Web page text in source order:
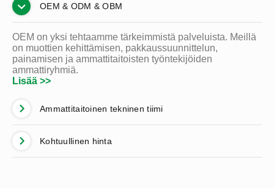
OEM & ODM & OBM
OEM on yksi tehtaamme tärkeimmistä palveluista. Meillä
on muottien kehittämisen, pakkaussuunnittelun,
painamisen ja ammattitaitoisten työntekijöiden
ammattiryhmiä.
Lisää >>
Ammattitaitoinen tekninen tiimi
Kohtuullinen hinta